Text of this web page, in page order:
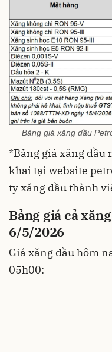
Bảng giá xăng dầu
*Bảng giá xăng dầu
khai tại website
ty xăng dầu thành
Bảng giá cả
6/5/2026
Giá xăng dầu hôm
05h00: